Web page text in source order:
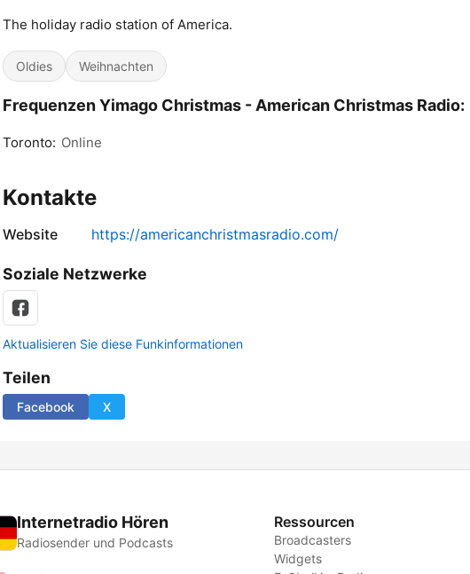
The holiday radio station of America.
Oldies Weihnachten
Frequenzen Yimago Christmas - American Christmas Radio:
Toronto: Online
Kontakte
Website https://americanchristmasradio.com/
Soziale Netzwerke
Aktualisieren Sie diese Funkinformationen
Teilen
Facebook X
Internetradio Hören
Radiosender und Podcasts
Ressourcen
Broadcasters
Widgets